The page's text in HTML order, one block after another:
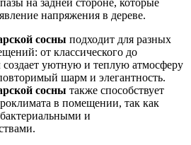
напряжения в дереве.
сосны подходит для разных
от классического до
уютную и теплую атмосферу
шарм и элегантность.
сосны также способствует
в помещении, так как
и